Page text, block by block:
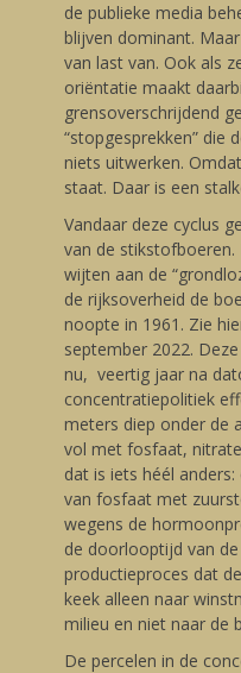
de publieke media
blijven dominant.
van last van. Ook als
oriëntatie maakt
grensoverschrijdend
“stopgesprekken” die
niets uitwerken.
staat. Daar is een
Vandaar deze cyclus
van de
wijten aan de
de rijksoverheid de
noopte in 1961. Zie
september 2022.
nu, veertig jaar na
concentratiepolitiek
meters diep onder de
vol met fosfaat,
dat is iets héél
van fosfaat met
wegens de
de doorlooptijd van
productieproces dat
keek alleen naar
milieu en niet naar de
De percelen in de